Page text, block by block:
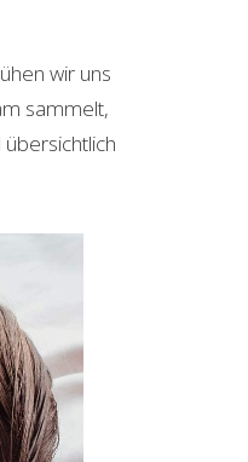
wir uns
sammelt,